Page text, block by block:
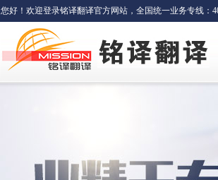
您好！欢迎登录铭译翻译官方网站，全国统一业务专线：